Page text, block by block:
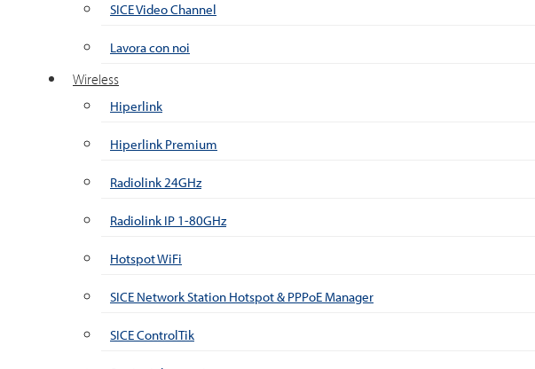
SICE Video Channel
Lavora con noi
Wireless
Hiperlink
Hiperlink Premium
Radiolink 24GHz
Radiolink IP 1-80GHz
Hotspot WiFi
SICE Network Station Hotspot & PPPoE Manager
SICE ControlTik